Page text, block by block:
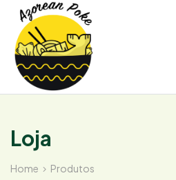
Loja
Home Produtos